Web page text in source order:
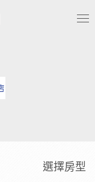
選擇房型